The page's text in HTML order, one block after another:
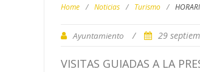
Home / Noticias / Turismo /
Ayuntamiento / 29
VISITAS GUIADAS A LA